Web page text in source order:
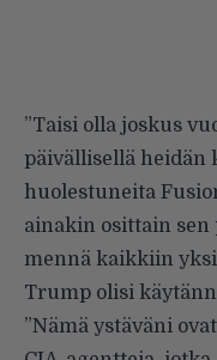
”Taisi olla joskus
päivällisellä heidän
huolestuneita
ainakin osittain sen
mennä kaikkiin
Trump olisi
”Nämä ystäväni